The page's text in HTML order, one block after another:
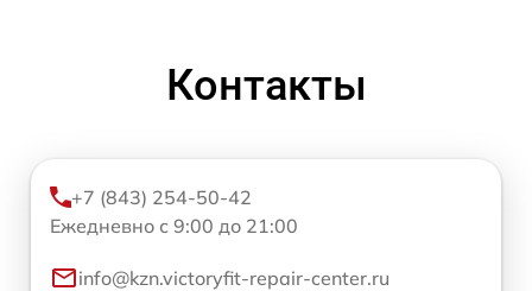
Контакты
+7 (843) 254-50-42
Ежедневно с 9:00 до 21:00
info@kzn.victoryfit-repair-center.ru